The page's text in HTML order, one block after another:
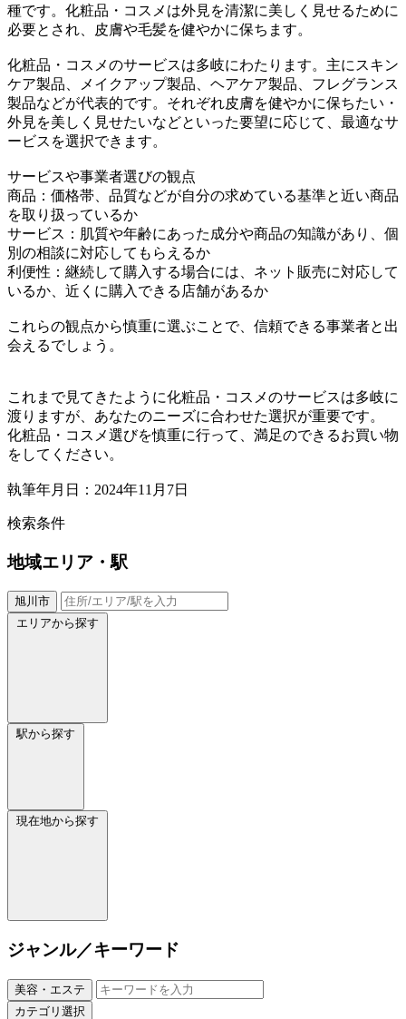
種です。化粧品・コスメは外見を清潔に美しく見せるために
必要とされ、皮膚や毛髪を健やかに保ちます。
化粧品・コスメのサービスは多岐にわたります。主にスキン
ケア製品、メイクアップ製品、ヘアケア製品、フレグランス
製品などが代表的です。それぞれ皮膚を健やかに保ちたい・
外見を美しく見せたいなどといった要望に応じて、最適なサ
ービスを選択できます。
サービスや事業者選びの観点
商品：価格帯、品質などが自分の求めている基準と近い商品
を取り扱っているか
サービス：肌質や年齢にあった成分や商品の知識があり、個
別の相談に対応してもらえるか
利便性：継続して購入する場合には、ネット販売に対応して
いるか、近くに購入できる店舗があるか
これらの観点から慎重に選ぶことで、信頼できる事業者と出
会えるでしょう。
これまで見てきたように化粧品・コスメのサービスは多岐に
渡りますが、あなたのニーズに合わせた選択が重要です。
化粧品・コスメ選びを慎重に行って、満足のできるお買い物
をしてください。
執筆年月日：2024年11月7日
検索条件
地域エリア・駅
旭川市
エリアから探す
駅から探す
現在地から探す
ジャンル／キーワード
美容・エステ
カテゴリ選択